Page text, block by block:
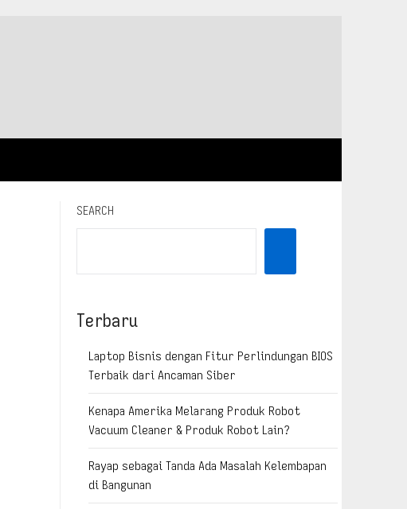
SEARCH
Terbaru
Laptop Bisnis dengan Fitur Perlindungan BIOS
Terbaik dari Ancaman Siber
Kenapa Amerika Melarang Produk Robot
Vacuum Cleaner & Produk Robot Lain?
Rayap sebagai Tanda Ada Masalah Kelembapan
di Bangunan